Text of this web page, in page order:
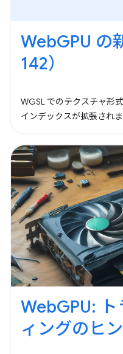
WebGPU の
142）
WGSL でのテクスチャ形
インデックスが拡張されま
WebGPU:
ィングのヒ